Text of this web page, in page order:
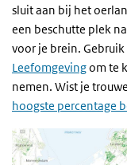
sluit aan bij het
een beschutte plek
voor je brein. Gebruik
Leefomgevingom te
nemen. Wist je
hoogste percentage